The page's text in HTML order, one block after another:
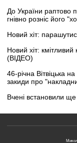
До України раптово
гнівно розніс його
Новий хіт:
Новий хіт: кмітливий
(ВІДЕО)
46-річна Вітвіцька на
закиди про
Вчені встановили